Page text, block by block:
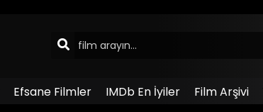
Efsane Filmler IMDb En İyiler Film Arşivi